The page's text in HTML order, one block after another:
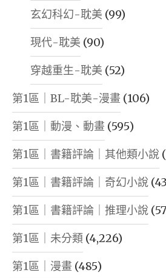
玄幻科幻-耽美 (99)
現代-耽美 (90)
穿越重生-耽美 (52)
第1區｜BL-耽美-漫畫 (106)
第1區｜動漫、動畫 (595)
第1區｜書籍評論｜其他類小說
第1區｜書籍評論｜奇幻小說
第1區｜書籍評論｜推理小說
第1區｜未分類 (4,226)
第1區｜漫畫 (485)